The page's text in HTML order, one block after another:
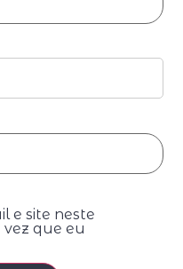
e site neste
que eu